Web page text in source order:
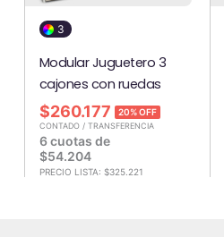
3
Modular Juguetero 3
cajones con ruedas
$260.177 20% OFF
CONTADO / TRANSFERENCIA
6 cuotas de
$54.204
PRECIO LISTA: $325.221